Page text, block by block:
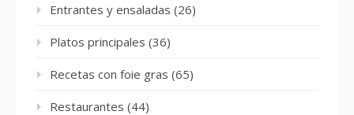
Entrantes y ensaladas (26)
Platos principales (36)
Recetas con foie gras (65)
Restaurantes (44)